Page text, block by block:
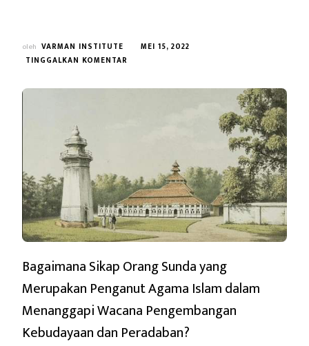
oleh VARMAN INSTITUTE
MEI 15, 2022
TINGGALKAN KOMENTAR
MENGENAI
TENTANG
PEMAJUAN
KEBUDAYAAN
BAGIAN
3
Bagaimana Sikap Orang Sunda yang
Merupakan Penganut Agama Islam dalam
Menanggapi Wacana Pengembangan
Kebudayaan dan Peradaban?